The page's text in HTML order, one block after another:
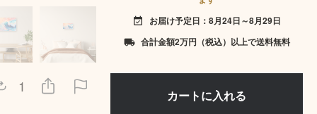
1
event_available お届け予定日：8月24日～8月29日
local_shipping 合計金額2万円（税込）以上で送料無料